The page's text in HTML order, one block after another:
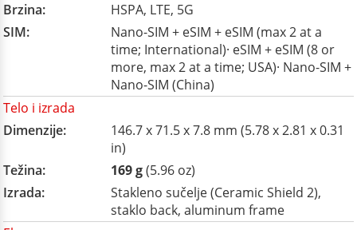
Brzina:
HSPA, LTE, 5G
SIM:
Nano-SIM + eSIM + eSIM (max 2 at a
time; International)· eSIM + eSIM (8 or
more, max 2 at a time; USA)· Nano-SIM +
Nano-SIM (China)
Telo i izrada
Dimenzije:
146.7 x 71.5 x 7.8 mm (5.78 x 2.81 x 0.31
in)
Težina:
169 g(5.96 oz)
Izrada:
Stakleno sučelje (Ceramic Shield 2),
staklo back, aluminum frame